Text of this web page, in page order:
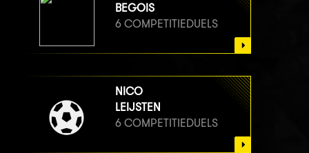
BEGOIS
6 COMPETITIEDUELS
NICO
LEIJSTEN
6 COMPETITIEDUELS